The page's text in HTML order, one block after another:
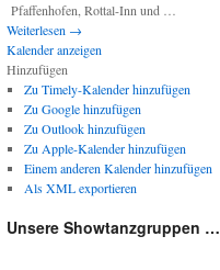
Pfaffenhofen, Rottal-Inn und …
Weiterlesen →
Kalender anzeigen
Hinzufügen
Zu Timely-Kalender hinzufügen
Zu Google hinzufügen
Zu Outlook hinzufügen
Zu Apple-Kalender hinzufügen
Einem anderen Kalender hinzufügen
Als XML exportieren
Unsere Showtanzgruppen …